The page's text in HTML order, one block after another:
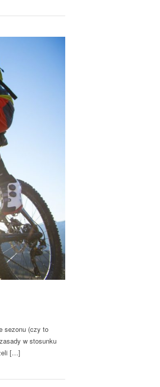
sezonu (czy to
w stosunku
[…]